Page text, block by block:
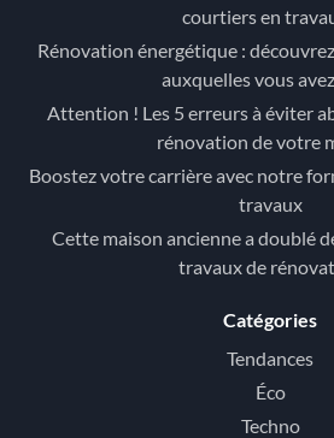
courtiers en
Rénovation énergétique :
auxquelles vous
Attention ! Les 5 erreurs à éviter
rénovation de votre
Boostez votre carrière avec notre
travaux
Cette maison ancienne a doublé
travaux de
Catégories
Tendances
Éco
Techno